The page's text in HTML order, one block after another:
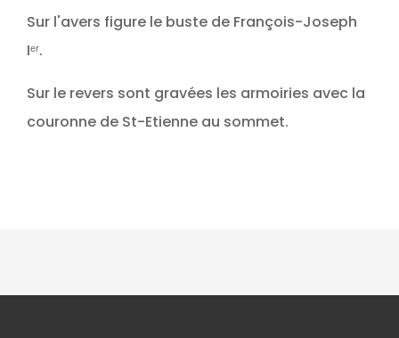
Sur l'avers figure le buste de François-Joseph
Iᵉʳ.
Sur le revers sont gravées les armoiries avec la
couronne de St-Etienne au sommet.